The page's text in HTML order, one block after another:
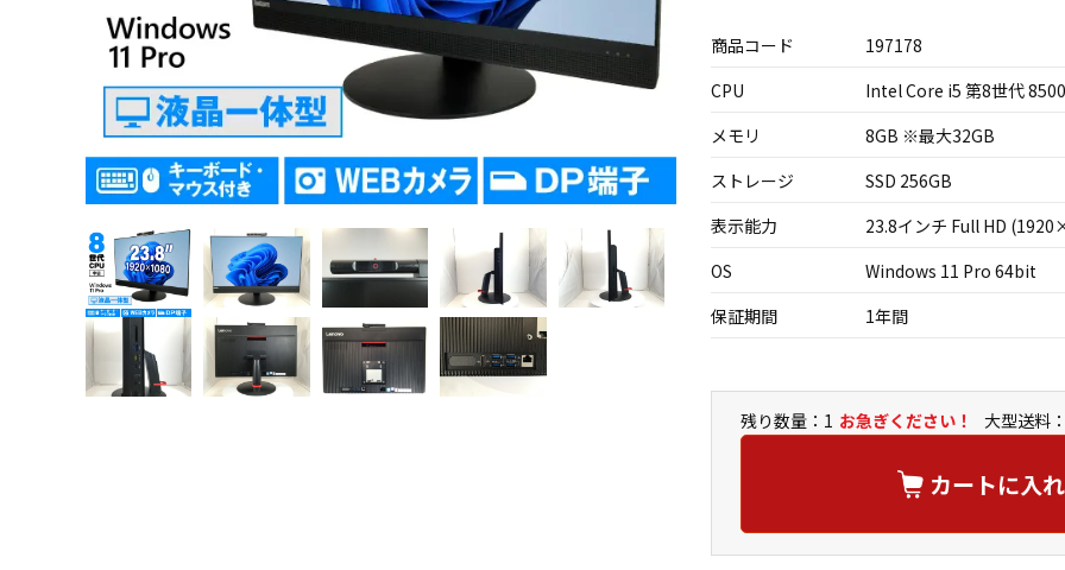
商品コード
197178
CPU
Intel Core i5 第8世代
メモリ
8GB ※最大32GB
ストレージ
SSD 256GB
表示能力
23.8インチ Full HD
OS
Windows 11 Pro 64bit
保証期間
1年間
残り数量：1 お急ぎください！ 大型送料
カートに入